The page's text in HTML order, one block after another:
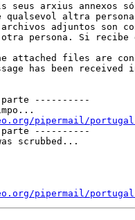
seus arxius annexos
qualsevol altra
adjuntos son
persona. Si recibe
attached files are
has been
----------
pipermail/portugal/
----------
scrubbed...
pipermail/portugal/